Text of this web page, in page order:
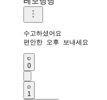
수고하셨어요
편안한 오후 보내세요
0
1